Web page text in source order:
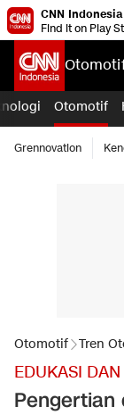
CNN Indonesia
Find it on Play
Otomotif
Grennovation
Otomotif Tren
EDUKASI
Pengertian